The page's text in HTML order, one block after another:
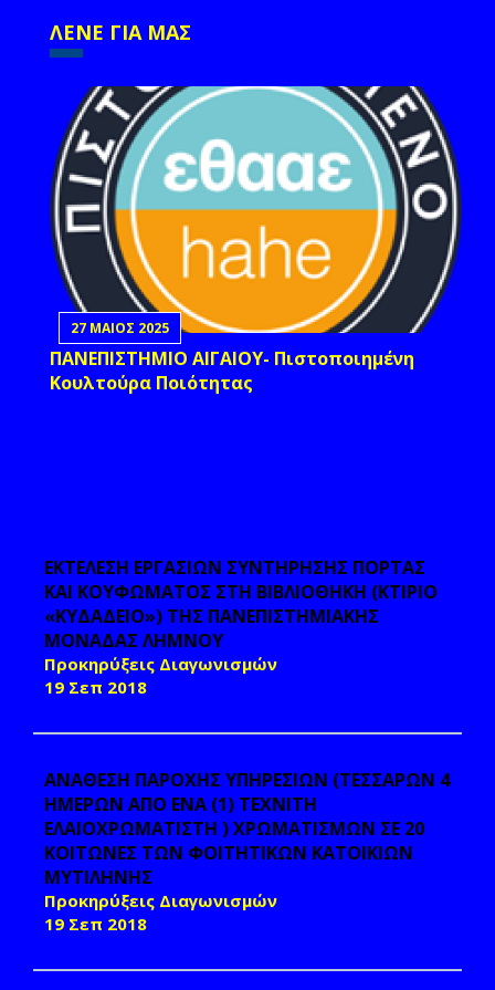
ΛΕΝΕ ΓΙΑ ΜΑΣ
27 ΜΑΙΟΣ 2025
ΠΑΝΕΠΙΣΤΗΜΙΟ ΑΙΓΑΙΟΥ- Πιστοποιημένη
Κουλτούρα Ποιότητας
ΕΚΤΕΛΕΣΗ ΕΡΓΑΣΙΩΝ ΣΥΝΤΗΡΗΣΗΣ ΠΟΡΤΑΣ
ΚΑΙ ΚΟΥΦΩΜΑΤΟΣ ΣΤΗ ΒΙΒΛΙΟΘΗΚΗ (ΚΤΙΡΙΟ
«ΚΥΔΑΔΕΙΟ») ΤΗΣ ΠΑΝΕΠΙΣΤΗΜΙΑΚΗΣ
ΜΟΝΑΔΑΣ ΛΗΜΝΟΥ
Προκηρύξεις Διαγωνισμών
19 Σεπ 2018
ΑΝΑΘΕΣΗ ΠΑΡΟΧΗΣ ΥΠΗΡΕΣΙΩΝ (ΤΕΣΣΑΡΩΝ 4
ΗΜΕΡΩΝ ΑΠΟ ΕΝΑ (1) ΤΕΧΝΙΤΗ
ΕΛΑΙΟΧΡΩΜΑΤΙΣΤΗ ) ΧΡΩΜΑΤΙΣΜΩΝ ΣΕ 20
ΚΟΙΤΩΝΕΣ ΤΩΝ ΦΟΙΤΗΤΙΚΩΝ ΚΑΤΟΙΚΙΩΝ
ΜΥΤΙΛΗΝΗΣ
Προκηρύξεις Διαγωνισμών
19 Σεπ 2018